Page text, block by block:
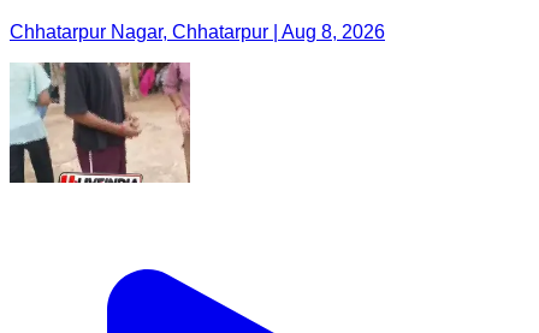
Chhatarpur Nagar, Chhatarpur | Aug 8, 2026